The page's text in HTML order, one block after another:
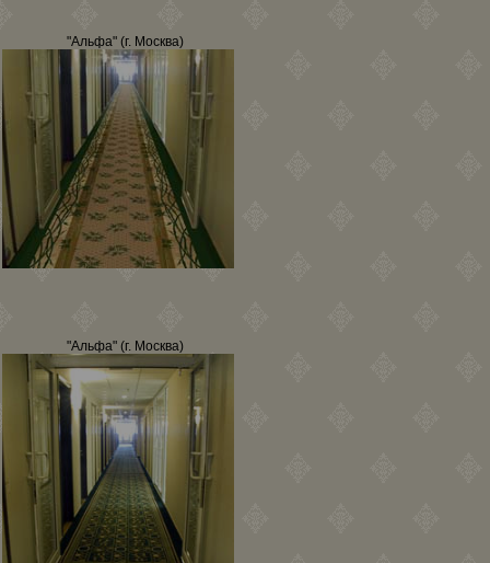
"Альфа" (г. Москва)
"Альфа" (г. Москва)